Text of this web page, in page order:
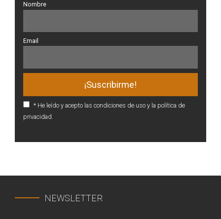
Nombre
Email
* He leído y acepto las condiciones de uso y la política de
privacidad.
NEWSLETTER